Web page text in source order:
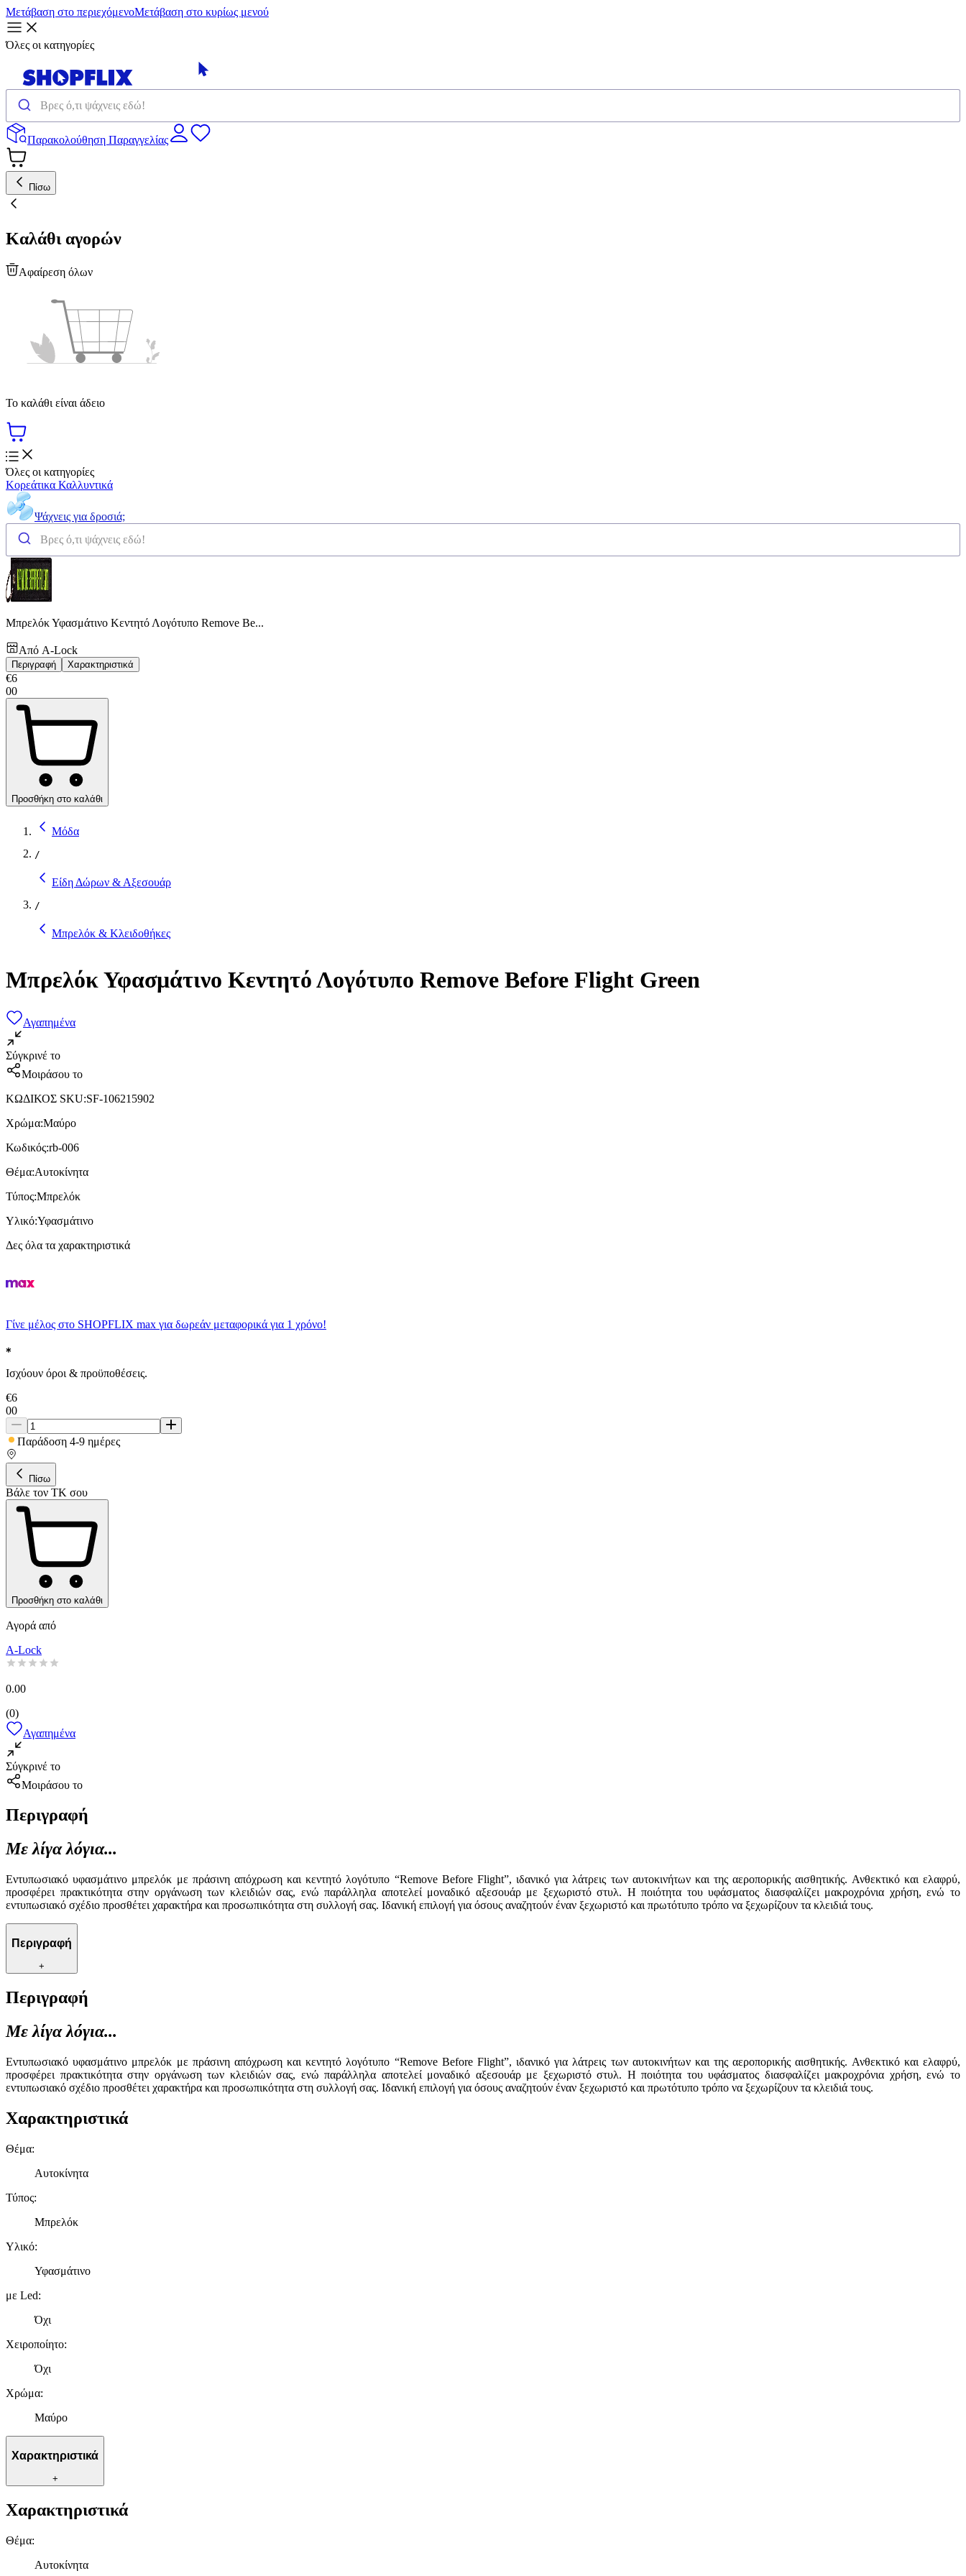
Μετάβαση στο περιεχόμενοΜετάβαση στο κυρίως μενού
Όλες οι κατηγορίες
Παρακολούθηση Παραγγελίας
Πίσω
Καλάθι αγορών
Αφαίρεση όλων
Το καλάθι είναι άδειο
Όλες οι κατηγορίες
Κορεάτικα Καλλυντικά
Ψάχνεις για δροσιά;
Μπρελόκ Υφασμάτινο Κεντητό Λογότυπο Remove Be...
Από A-Lock
Περιγραφή Χαρακτηριστικά
€6
00
Προσθήκη στο καλάθι
Μόδα
/
Είδη Δώρων & Αξεσουάρ
/
Μπρελόκ & Κλειδοθήκες
Μπρελόκ Υφασμάτινο Κεντητό Λογότυπο Remove Before Flight Green
Αγαπημένα
Σύγκρινέ το
Μοιράσου το
ΚΩΔΙΚΟΣ SKU:SF-106215902
Χρώμα:Μαύρο
Κωδικός:rb-006
Θέμα:Αυτοκίνητα
Τύπος:Μπρελόκ
Υλικό:Υφασμάτινο
Δες όλα τα χαρακτηριστικά
Γίνε μέλος στο SHOPFLIX max για δωρεάν μεταφορικά για 1 χρόνο!
Ισχύουν όροι & προϋποθέσεις.
€6
00
Παράδοση 4-9 ημέρες
Πίσω
Βάλε τον ΤΚ σου
Προσθήκη στο καλάθι
Αγορά από
A-Lock
0.00
(0)
Αγαπημένα
Σύγκρινέ το
Μοιράσου το
Περιγραφή
Με λίγα λόγια...
Εντυπωσιακό υφασμάτινο μπρελόκ με πράσινη απόχρωση και κεντητό λογότυπο “Remove Before Flight”, ιδανικό για λάτρεις των αυτοκινήτων και της αεροπορικής αισθητικής. Ανθεκτικό και ελαφρύ,
προσφέρει πρακτικότητα στην οργάνωση των κλειδιών σας, ενώ παράλληλα αποτελεί μοναδικό αξεσουάρ με ξεχωριστό στυλ. Η ποιότητα του υφάσματος διασφαλίζει μακροχρόνια χρήση, ενώ το
εντυπωσιακό σχέδιο προσθέτει χαρακτήρα και προσωπικότητα στη συλλογή σας. Ιδανική επιλογή για όσους αναζητούν έναν ξεχωριστό και πρωτότυπο τρόπο να ξεχωρίζουν τα κλειδιά τους.
Περιγραφή
+
Περιγραφή
Με λίγα λόγια...
Εντυπωσιακό υφασμάτινο μπρελόκ με πράσινη απόχρωση και κεντητό λογότυπο “Remove Before Flight”, ιδανικό για λάτρεις των αυτοκινήτων και της αεροπορικής αισθητικής. Ανθεκτικό και ελαφρύ,
προσφέρει πρακτικότητα στην οργάνωση των κλειδιών σας, ενώ παράλληλα αποτελεί μοναδικό αξεσουάρ με ξεχωριστό στυλ. Η ποιότητα του υφάσματος διασφαλίζει μακροχρόνια χρήση, ενώ το
εντυπωσιακό σχέδιο προσθέτει χαρακτήρα και προσωπικότητα στη συλλογή σας. Ιδανική επιλογή για όσους αναζητούν έναν ξεχωριστό και πρωτότυπο τρόπο να ξεχωρίζουν τα κλειδιά τους.
Χαρακτηριστικά
Θέμα:
Αυτοκίνητα
Τύπος:
Μπρελόκ
Υλικό:
Υφασμάτινο
με Led:
Όχι
Χειροποίητο:
Όχι
Χρώμα:
Μαύρο
Χαρακτηριστικά
+
Χαρακτηριστικά
Θέμα:
Αυτοκίνητα